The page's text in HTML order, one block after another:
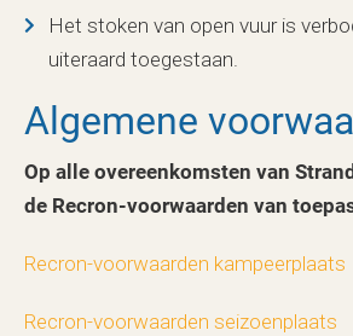
Het stoken van open vuur is
uiteraard toegestaan.
Algemene
Op alle overeenkomsten van
de Recron-voorwaarden van
Recron-voorwaarden kampeerplaats
Recron-voorwaarden seizoenplaats